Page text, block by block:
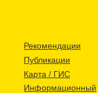
Рекомендации
Публикации
Карта / ГИС
Информационный